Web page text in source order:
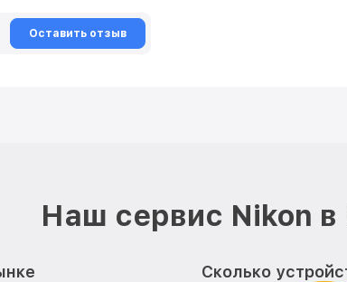
Оставить отзыв
Наш сервис Nikon
Сколько